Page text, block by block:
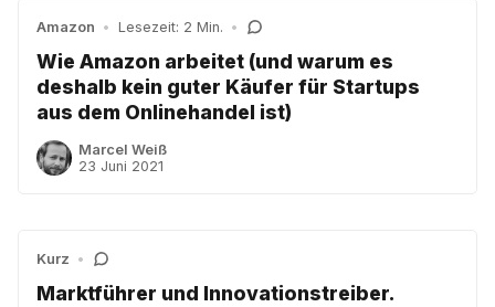
Amazon • Lesezeit: 2 Min. •
Wie Amazon arbeitet (und warum es
deshalb kein guter Käufer für Startups
aus dem Onlinehandel ist)
Marcel Weiß
23 Juni 2021
Kurz •
Marktführer und Innovationstreiber.